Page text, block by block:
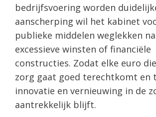
bedrijfsvoering worden
aanscherping wil het kabinet
publieke middelen weglekken
excessieve winsten of financiële
constructies. Zodat elke euro
zorg gaat goed terechtkomt en
innovatie en vernieuwing in de
aantrekkelijk blijft.